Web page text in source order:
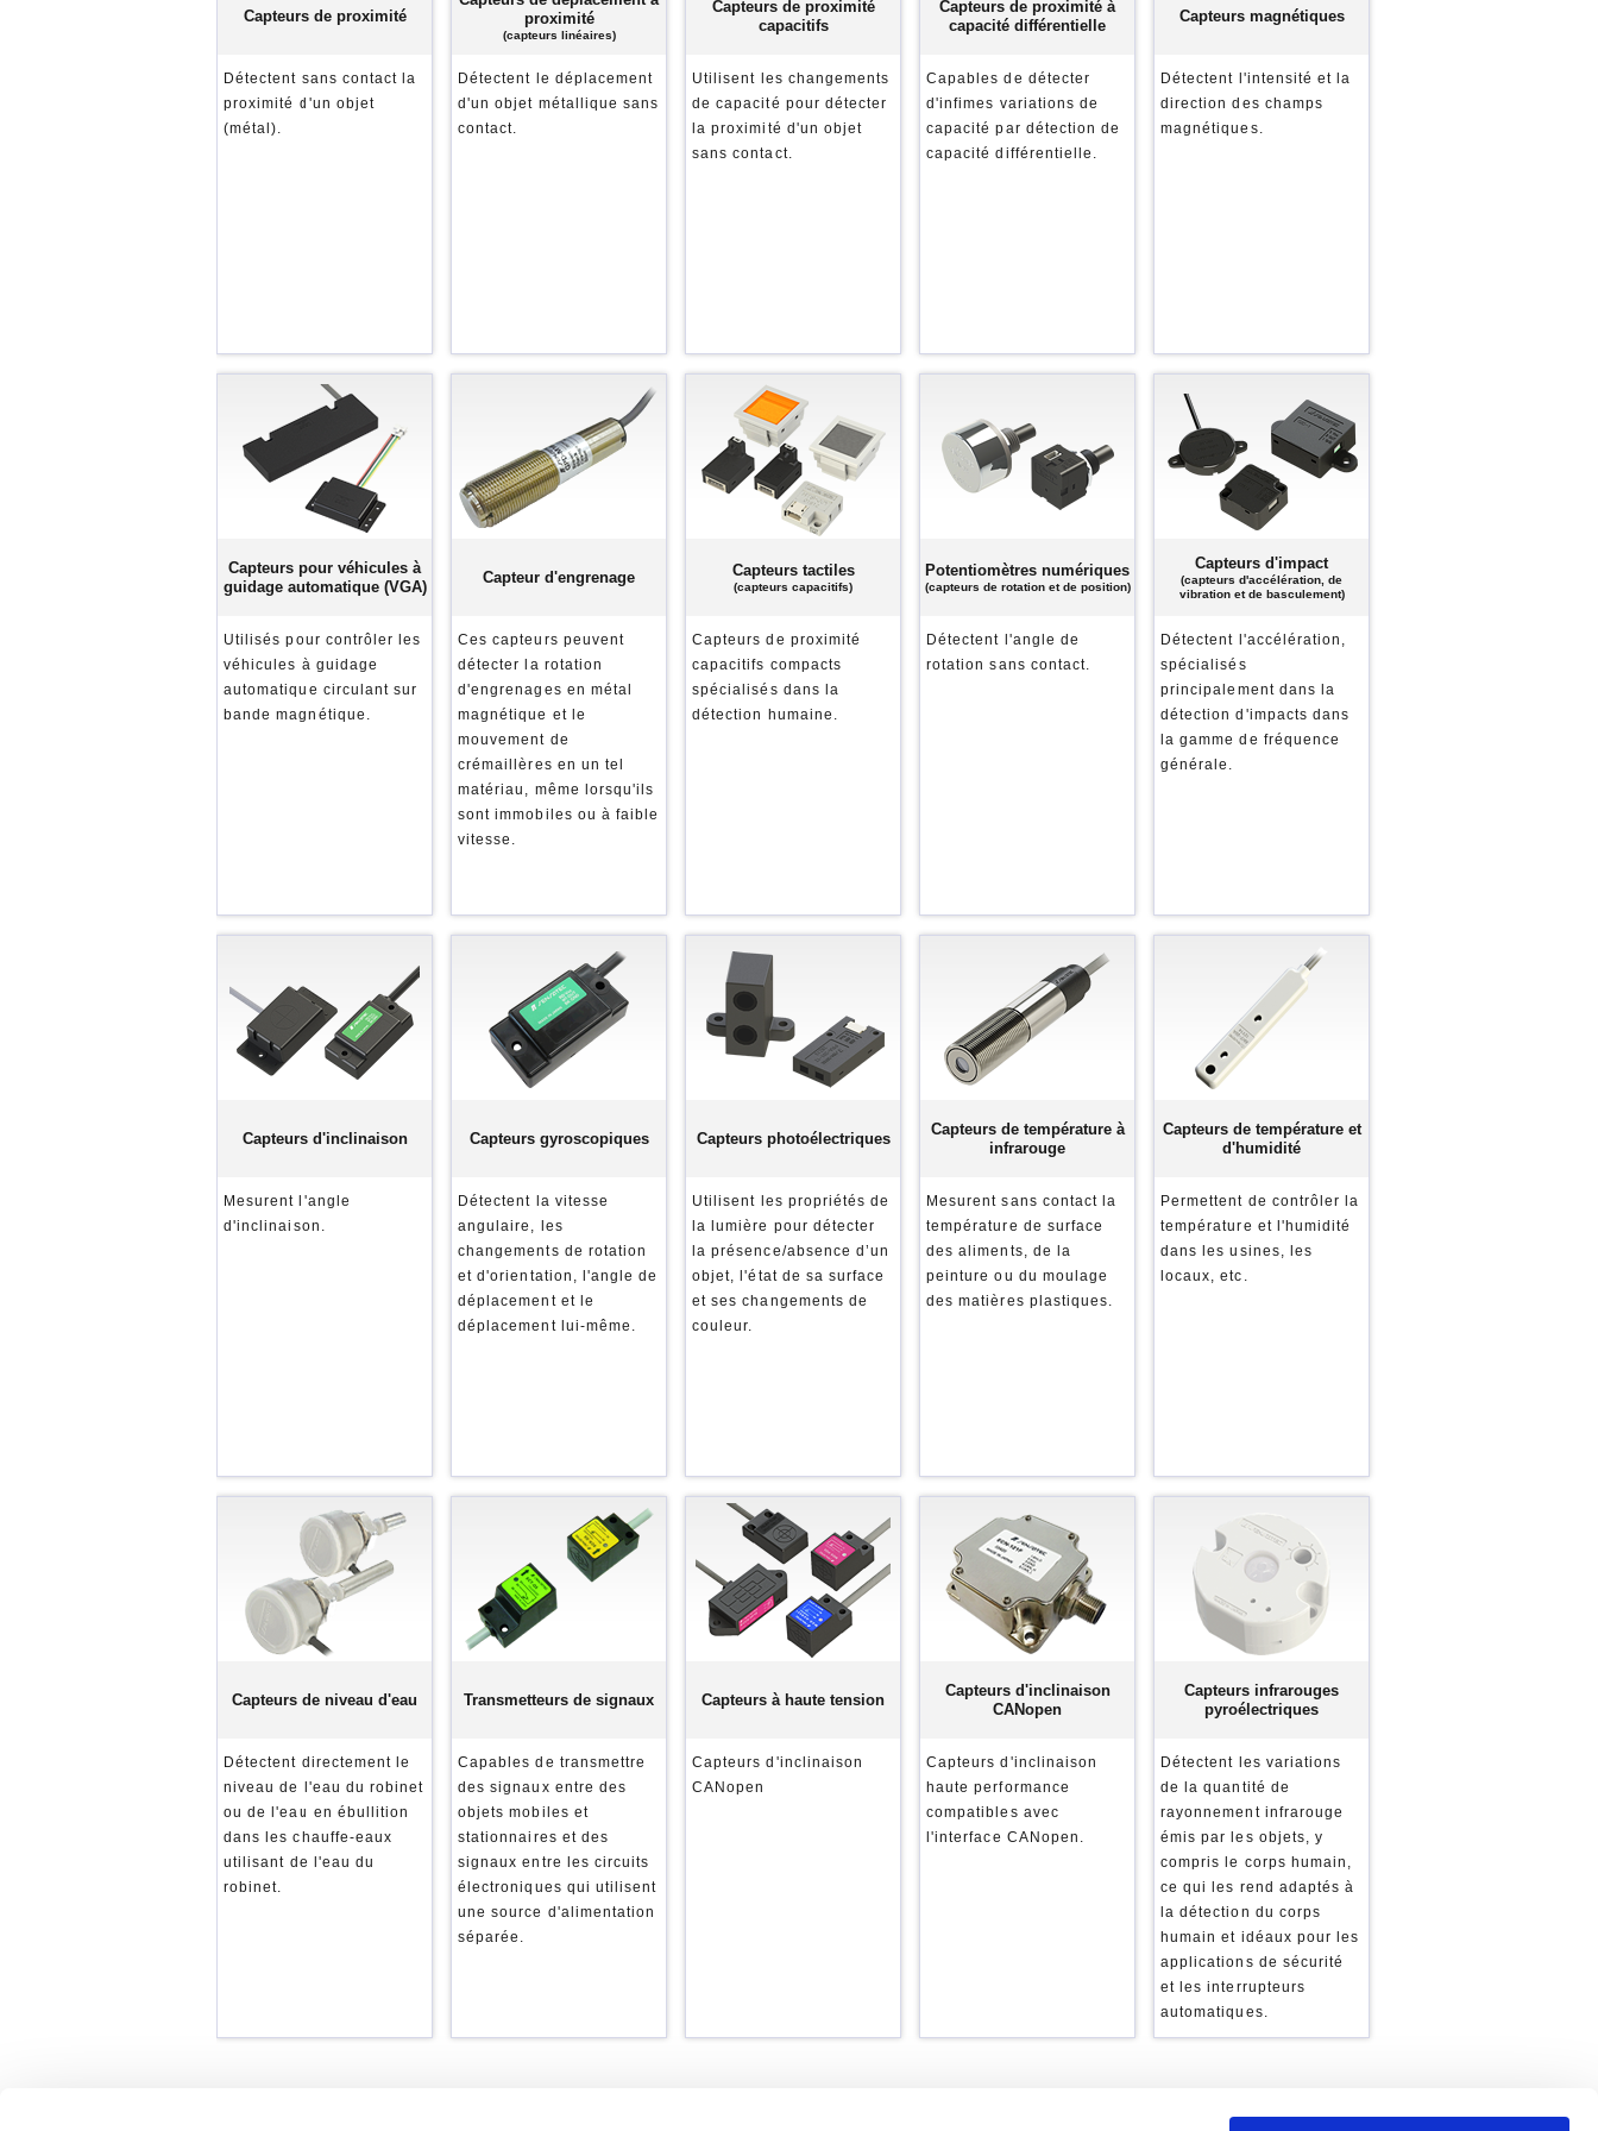
Capteurs de proximité
Détectent sans contact la
proximité d'un objet
(métal).
proximité
(capteurs linéaires)
Détectent le déplacement
d'un objet métallique sans
contact.
Capteurs de proximité
capacitifs
Utilisent les changements
de capacité pour détecter
la proximité d'un objet
sans contact.
Capteurs de proximité à
capacité différentielle
Capables de détecter
d'infimes variations de
capacité par détection de
capacité différentielle.
Capteurs magnétiques
Détectent l'intensité et la
direction des champs
magnétiques.
Capteurs pour véhicules à
guidage automatique (VGA)
Utilisés pour contrôler les
véhicules à guidage
automatique circulant sur
bande magnétique.
Capteur d'engrenage
Ces capteurs peuvent
détecter la rotation
d'engrenages en métal
magnétique et le
mouvement de
crémaillères en un tel
matériau, même lorsqu'ils
sont immobiles ou à faible
vitesse.
Capteurs tactiles
(capteurs capacitifs)
Capteurs de proximité
capacitifs compacts
spécialisés dans la
détection humaine.
Potentiomètres numériques
(capteurs de rotation et de position)
Détectent l'angle de
rotation sans contact.
Capteurs d'impact
(capteurs d'accélération, de
vibration et de basculement)
Détectent l'accélération,
spécialisés
principalement dans la
détection d'impacts dans
la gamme de fréquence
générale.
Capteurs d'inclinaison
Mesurent l'angle
d'inclinaison.
Capteurs gyroscopiques
Détectent la vitesse
angulaire, les
changements de rotation
et d'orientation, l'angle de
déplacement et le
déplacement lui-même.
Capteurs photoélectriques
Utilisent les propriétés de
la lumière pour détecter
la présence/absence d’un
objet, l'état de sa surface
et ses changements de
couleur.
Capteurs de température à
infrarouge
Mesurent sans contact la
température de surface
des aliments, de la
peinture ou du moulage
des matières plastiques.
Capteurs de température et
d'humidité
Permettent de contrôler la
température et l'humidité
dans les usines, les
locaux, etc.
Capteurs de niveau d'eau
Détectent directement le
niveau de l'eau du robinet
ou de l'eau en ébullition
dans les chauffe-eaux
utilisant de l'eau du
robinet.
Transmetteurs de signaux
Capables de transmettre
des signaux entre des
objets mobiles et
stationnaires et des
signaux entre les circuits
électroniques qui utilisent
une source d'alimentation
séparée.
Capteurs à haute tension
Capteurs d'inclinaison
CANopen
Capteurs d'inclinaison
CANopen
Capteurs d'inclinaison
haute performance
compatibles avec
l'interface CANopen.
Capteurs infrarouges
pyroélectriques
Détectent les variations
de la quantité de
rayonnement infrarouge
émis par les objets, y
compris le corps humain,
ce qui les rend adaptés à
la détection du corps
humain et idéaux pour les
applications de sécurité
et les interrupteurs
automatiques.